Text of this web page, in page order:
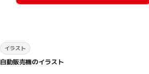
イラスト
自動販売機のイラスト